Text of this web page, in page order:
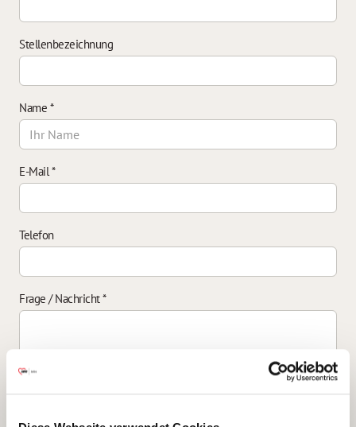
Stellenbezeichnung
Name *
E-Mail*
Telefon
Frage / Nachricht*